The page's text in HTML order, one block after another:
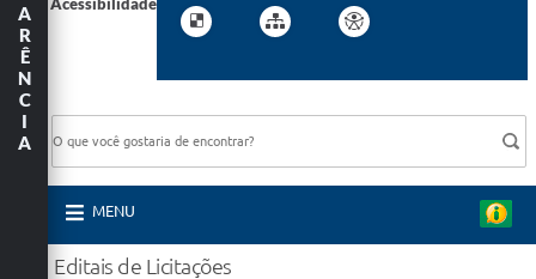
MENU
A
R
Ê
N
C
I
A
Editais de Licitações